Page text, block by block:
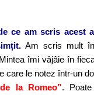
ce am scris acest
Am scris mult
îmi vâjâie în
care le notez într-un
la Romeo”.